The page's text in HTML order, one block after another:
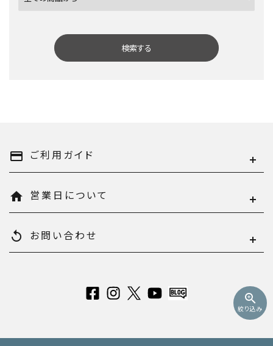
検索する
zoom_in
絞り込み
キーワード
payment ご利用ガイド
home 営業日について
replay お問い合わせ